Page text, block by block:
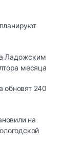
Ладожским
месяца
обновят 240
на